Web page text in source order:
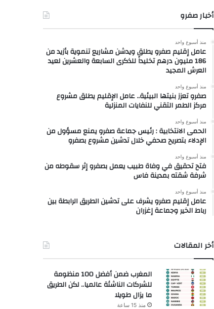
أخبار صفرو
منذ أسبوع واحد
عامل إقليم صفرو يطلق ويدشن مشاريع تنموية بأزيد من
186 مليون درهم تخليداً للذكرى السابعة والعشرين لعيد
العرش المجيد
منذ أسبوع واحد
صفرو تعزز بنيتها البيئية.. عامل الإقليم يطلق مشروع
مركز الطمر التقني للنفايات المنزلية
منذ أسبوع واحد
الحمى الانتخابية : رئيس جماعة صفرو يمنع مسؤول من
الإدلاء بتصريح صحفي خلال تدشين مشروع بصفرو
منذ أسبوع واحد
فتح تحقيق في وفاة طبيب يعمل بصفرو إثر سقوطه من
شرفة شقته بمدينة فاس
منذ أسبوع واحد
عامل إقليم صفرو يشرف على تدشين الطريق الرابطة بين
رباط الخير وجماعة إغزران
أخر المقالات
المغرب ضمن أفضل 100 منظومة
للشركات الناشئة عالميا.. لكن الطريق
ما يزال طويلا
منذ 15 ساعة